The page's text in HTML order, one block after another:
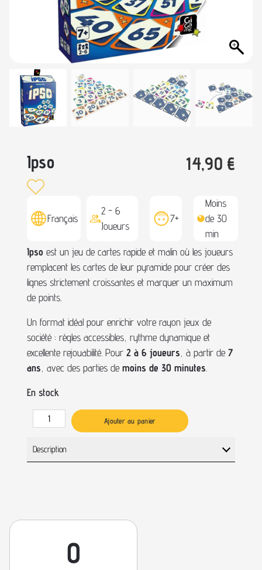
Ipso 14,90 €
Français
2 - 6
Joueurs
7+
Moins
de 30
min
Ipso est un jeu de cartes rapide et malin où les joueurs
remplacent les cartes de leur pyramide pour créer des
lignes strictement croissantes et marquer un maximum
de points.
Un format idéal pour enrichir votre rayon jeux de
société : règles accessibles, rythme dynamique et
excellente rejouabilité. Pour 2 à 6 joueurs , à partir de 7
ans , avec des parties de moins de 30 minutes
En stock
Ajouter au panier
Description
0